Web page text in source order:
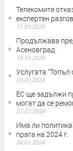
Телекомите
експертен
11.03.2025
Продължава
Асеновград
10.01.2025
Услугата
23.03.2024
ЕС ще задължи
могат да се
02.02.2024
Има ли
прага на 2024 г.
24.01.2024